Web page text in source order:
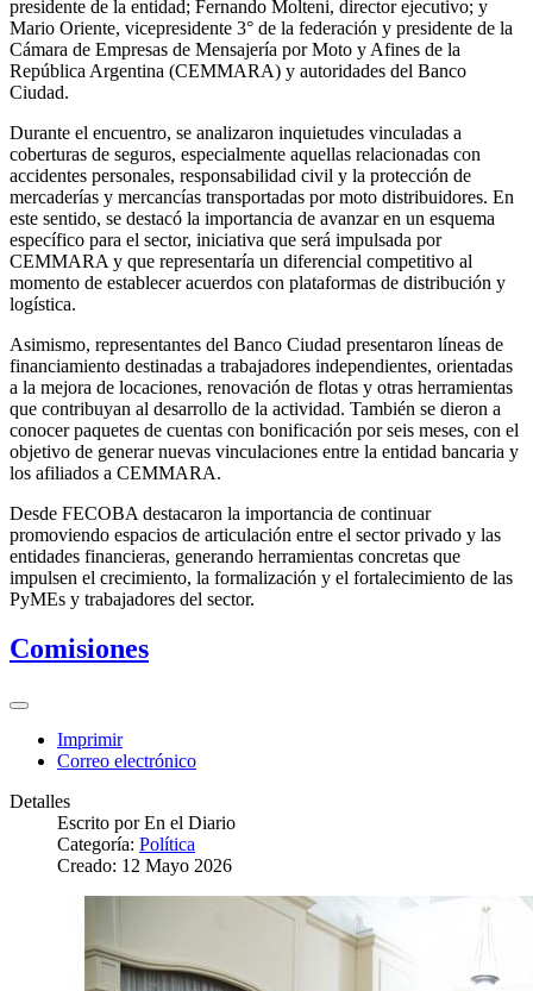
presidente de la entidad; Fernando Molteni, director ejecutivo; y
Mario Oriente, vicepresidente 3° de la federación y presidente de la
Cámara de Empresas de Mensajería por Moto y Afines de la
República Argentina (CEMMARA) y autoridades del Banco
Ciudad.
Durante el encuentro, se analizaron inquietudes vinculadas a
coberturas de seguros, especialmente aquellas relacionadas con
accidentes personales, responsabilidad civil y la protección de
mercaderías y mercancías transportadas por moto distribuidores. En
este sentido, se destacó la importancia de avanzar en un esquema
específico para el sector, iniciativa que será impulsada por
CEMMARA y que representaría un diferencial competitivo al
momento de establecer acuerdos con plataformas de distribución y
logística.
Asimismo, representantes del Banco Ciudad presentaron líneas de
financiamiento destinadas a trabajadores independientes, orientadas
a la mejora de locaciones, renovación de flotas y otras herramientas
que contribuyan al desarrollo de la actividad. También se dieron a
conocer paquetes de cuentas con bonificación por seis meses, con el
objetivo de generar nuevas vinculaciones entre la entidad bancaria y
los afiliados a CEMMARA.
Desde FECOBA destacaron la importancia de continuar
promoviendo espacios de articulación entre el sector privado y las
entidades financieras, generando herramientas concretas que
impulsen el crecimiento, la formalización y el fortalecimiento de las
PyMEs y trabajadores del sector.
Comisiones
Imprimir
Correo electrónico
Detalles
Escrito porEn el Diario
Categoría: Política
Creado: 12 Mayo 2026